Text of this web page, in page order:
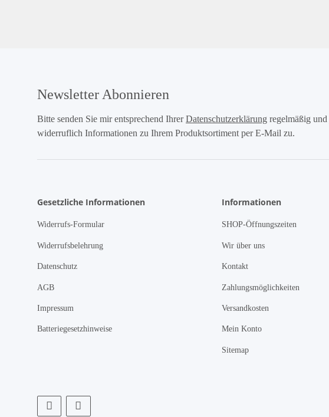
Newsletter Abonnieren
Bitte senden Sie mir entsprechend IhrerDatenschutzerklärung regelmäßig
widerruflich Informationen zu Ihrem Produktsortiment per E-Mail zu.
Gesetzliche Informationen
Widerrufs-Formular
Widerrufsbelehrung
Datenschutz
AGB
Impressum
Batteriegesetzhinweise
Informationen
SHOP-Öffnungszeiten
Wir über uns
Kontakt
Zahlungsmöglichkeiten
Versandkosten
Mein Konto
Sitemap